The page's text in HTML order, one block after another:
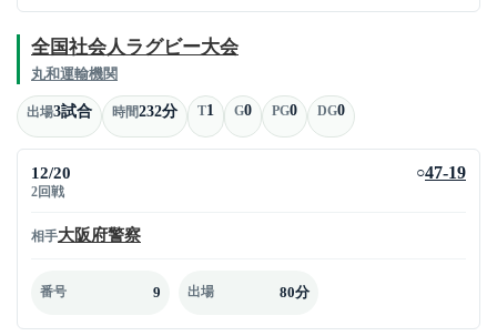
全国社会人ラグビー大会
丸和運輸機関
出場3試合 時間232分 T1 G0 PG0 DG0
12/20
2回戦
○47-19
相手大阪府警察
番号 9 出場 80分